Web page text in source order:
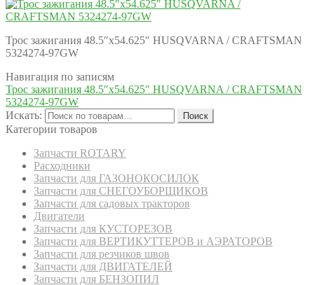
Трос зажигания 48.5″х54.625″ HUSQVARNA / CRAFTSMAN
5324274-97GW
Навигация по записям
Трос зажигания 48.5″х54.625″ HUSQVARNA / CRAFTSMAN
5324274-97GW
Искать:
Поиск
Категории товаров
Запчасти ROTARY
Расходники
Запчасти для ГАЗОНОКОСИЛОК
Запчасти для СНЕГОУБОРЩИКОВ
Запчасти для садовых тракторов
Двигатели
Запчасти для КУСТОРЕЗОВ
Запчасти для ВЕРТИКУТТЕРОВ и АЭРАТОРОВ
Запчасти для резчиков швов
Запчасти для ДВИГАТЕЛЕЙ
Запчасти для БЕНЗОПИЛ